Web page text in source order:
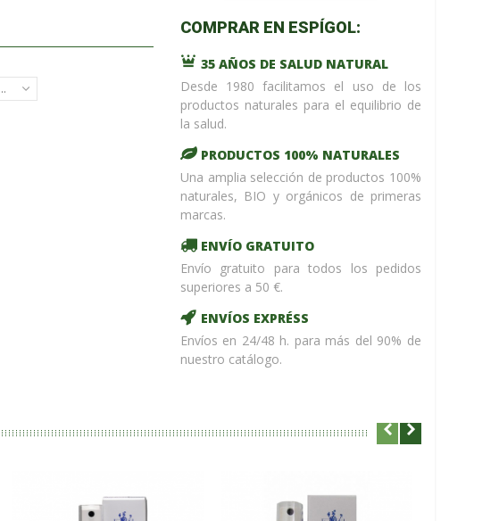
/home/upntonvr/
codeon
line 59
¡ %Dto !
COMPRAR EN ESPÍGOL:
35 AÑOS DE SALUD NATURAL
Desde 1980 facilitamos el uso de los
productos naturales para el equilibrio de
la salud.
PRODUCTOS 100% NATURALES
Una amplia selección de productos 100%
naturales, BIO y orgánicos de primeras
marcas.
ENVÍO GRATUITO
Envío gratuito para todos los pedidos
superiores a 50 €.
ENVÍOS EXPRÉSS
Envíos en 24/48 h. para más del 90% de
nuestro catálogo.